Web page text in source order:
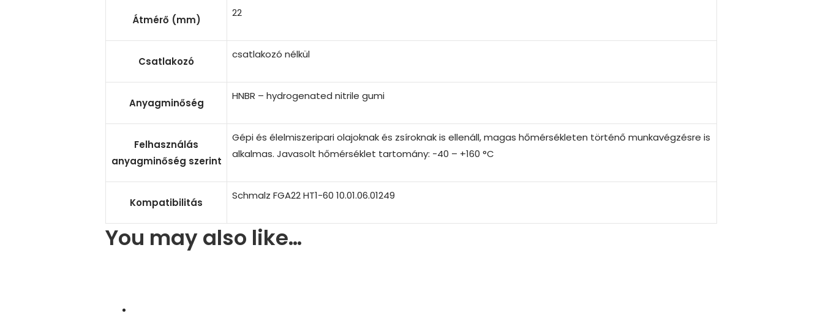
redős,
csatlakozó
borvörös
quantity
Átmérő (mm)
22
Csatlakozó
csatlakozó nélkül
Anyagminőség
HNBR – hydrogenated nitrile gumi
Felhasználás
anyagminőség szerint
Gépi és élelmiszeripari olajoknak és zsíroknak is ellenáll, magas hőmérsékleten történő munkavégzésre is
alkalmas. Javasolt hőmérséklet tartomány: -40 – +160 °C
Kompatibilitás
Schmalz FGA22 HT1-60 10.01.06.01249
You may also like…